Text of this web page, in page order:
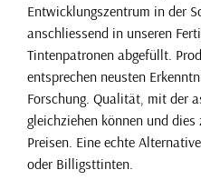
Entwicklungszentrum in der
anschliessend in unseren
Tintenpatronen abgefüllt.
entsprechen neusten
Forschung. Qualität, mit der
gleichziehen können und
Preisen. Eine echte
oder Billigsttinten.